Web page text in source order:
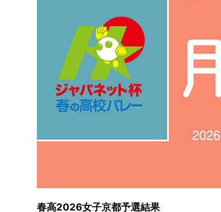
春高2026女子京都予選結果